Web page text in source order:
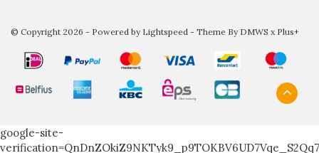
© Copyright 2026 - Powered by Lightspeed - Theme By DMWS x Plus+
google-site-